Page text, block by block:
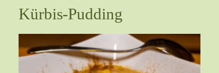
Kürbis-Pudding